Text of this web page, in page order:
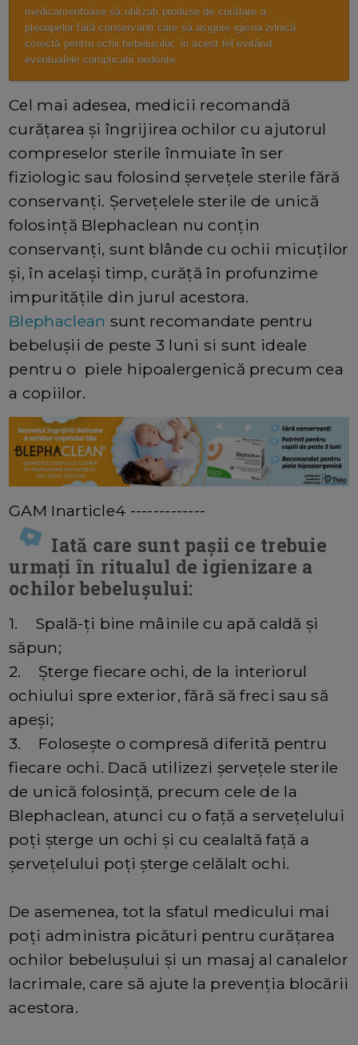
medicamentoase să utilizați produse de curățare a
pleoapelor fără conservanți care să asigure igiena zilnică
corectă pentru ochii bebelușilor, în acest fel evitând
eventualele complicații nedorite.
Cel mai adesea, medicii recomandă
curățarea și îngrijirea ochilor cu ajutorul
compreselor sterile înmuiate în ser
fiziologic sau folosind șervețele sterile fără
conservanți. Șervețelele sterile de unică
folosință Blephaclean nu conțin
conservanți, sunt blânde cu ochii micuților
și, în același timp, curăță în profunzime
impuritățile din jurul acestora.
Blephaclean sunt recomandate pentru
bebelușii de peste 3 luni si sunt ideale
pentru o piele hipoalergenică precum cea
a copiilor.
GAM Inarticle4 -------------
Iată care sunt pașii ce trebuie
urmați în ritualul de igienizare a
ochilor bebelușului:
1. Spală-ți bine mâinile cu apă caldă și
săpun;
2. Șterge fiecare ochi, de la interiorul
ochiului spre exterior, fără să freci sau să
apeși;
3. Folosește o compresă diferită pentru
fiecare ochi. Dacă utilizezi șervețele sterile
de unică folosință, precum cele de la
Blephaclean, atunci cu o față a servețelului
poți șterge un ochi și cu cealaltă față a
șervețelului poți șterge celălalt ochi.
De asemenea, tot la sfatul medicului mai
poți administra picături pentru curățarea
ochilor bebelușului și un masaj al canalelor
lacrimale, care să ajute la prevenția blocării
acestora.